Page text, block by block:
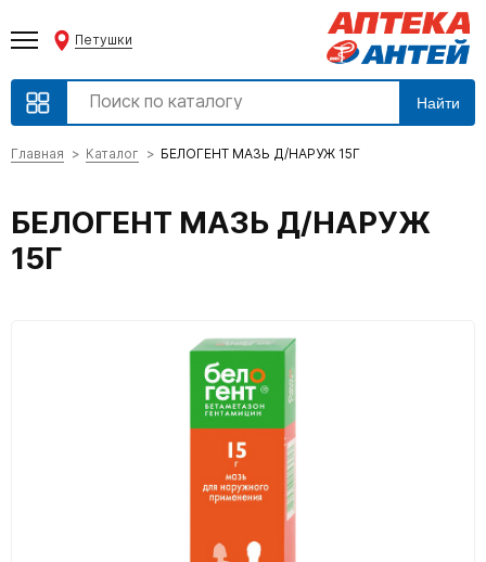
Петушки
Найти
Главная Каталог БЕЛОГЕНТ МАЗЬ Д/НАРУЖ 15Г
БЕЛОГЕНТ МАЗЬ Д/НАРУЖ
15Г